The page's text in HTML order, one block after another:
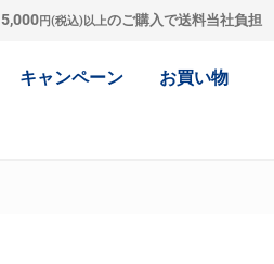
5,000円(税込)以上のご購入で送料当社負担
キャンペーン お買い物